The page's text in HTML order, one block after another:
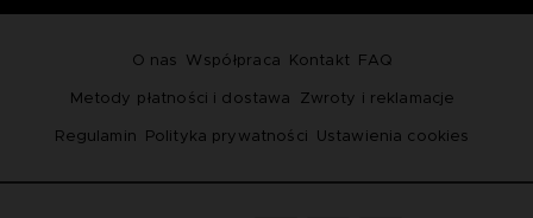
O nas Współpraca Kontakt FAQ
Metody płatności i dostawa Zwroty i reklamacje
Regulamin Polityka prywatności Ustawienia cookies